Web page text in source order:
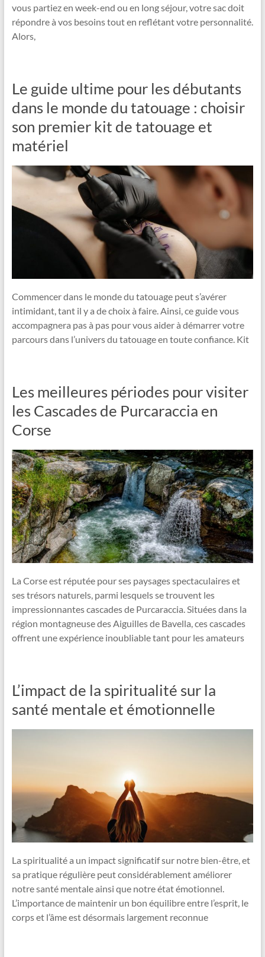
vous partiez en week-end ou en long séjour, votre sac doit
répondre à vos besoins tout en reflétant votre personnalité.
Alors,
Le guide ultime pour les débutants
dans le monde du tatouage : choisir
son premier kit de tatouage et
matériel
Commencer dans le monde du tatouage peut s’avérer
intimidant, tant il y a de choix à faire. Ainsi, ce guide vous
accompagnera pas à pas pour vous aider à démarrer votre
parcours dans l’univers du tatouage en toute confiance. Kit
Les meilleures périodes pour visiter
les Cascades de Purcaraccia en
Corse
La Corse est réputée pour ses paysages spectaculaires et
ses trésors naturels, parmi lesquels se trouvent les
impressionnantes cascades de Purcaraccia. Situées dans la
région montagneuse des Aiguilles de Bavella, ces cascades
offrent une expérience inoubliable tant pour les amateurs
L’impact de la spiritualité sur la
santé mentale et émotionnelle
La spiritualité a un impact significatif sur notre bien-être, et
sa pratique régulière peut considérablement améliorer
notre santé mentale ainsi que notre état émotionnel.
L’importance de maintenir un bon équilibre entre l’esprit, le
corps et l’âme est désormais largement reconnue